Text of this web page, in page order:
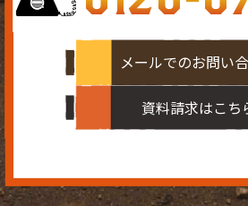
メールでのお問い
資料請求はこち